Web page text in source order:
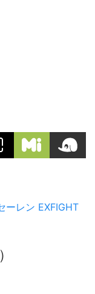
ーレン EXFIGHT